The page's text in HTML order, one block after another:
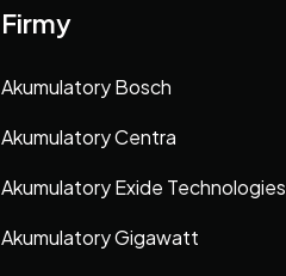
Firmy
Akumulatory Bosch
Akumulatory Centra
Akumulatory Exide Technologies
Akumulatory Gigawatt